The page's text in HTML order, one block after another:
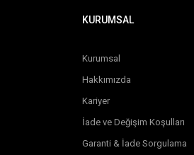
KURUMSAL
Kurumsal
Hakkımızda
Kariyer
İade ve Değişim Koşulları
Garanti & İade Sorgulama